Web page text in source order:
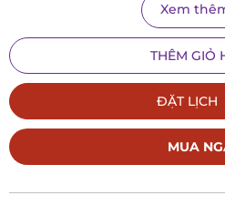
Xem
THÊM GIỎ
ĐẶT LỊCH
MUA